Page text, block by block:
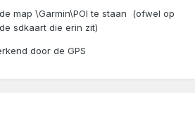
map \Garmin\POI te staan (ofwel op
sdkaart die erin zit)
door de GPS